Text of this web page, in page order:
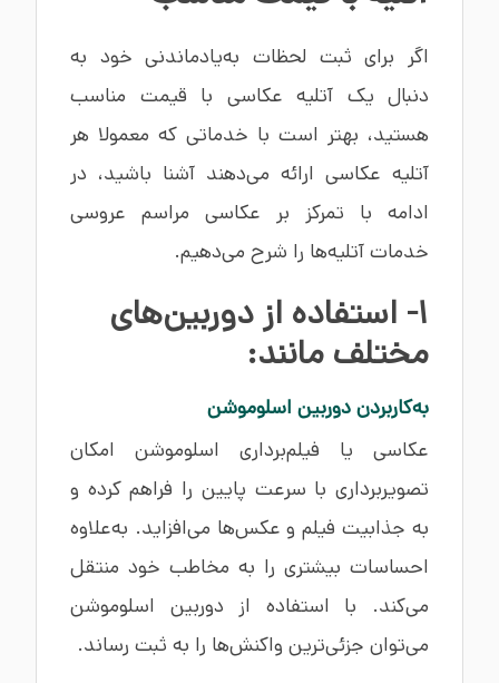
اگر برای ثبت لحظات به‌یادماندنی خود به
دنبال یک آتلیه عکاسی با قیمت مناسب
هستید، بهتر است با خدماتی که معمولا هر
آتلیه عکاسی ارائه می‌دهند آشنا باشید، در
ادامه با تمرکز بر عکاسی مراسم عروسی
خدمات آتلیه‌ها را شرح می‌دهیم.
1- استفاده از دوربین‌های
مختلف مانند:
به‌کاربردن دوربین اسلوموشن
عکاسی یا فیلم‌برداری اسلوموشن امکان
تصویربرداری با سرعت پایین را فراهم کرده و
به جذابیت فیلم و عکس‌ها می‌افزاید. به‌علاوه
احساسات بیشتری را به مخاطب خود منتقل
می‌کند. با استفاده از دوربین اسلوموشن
می‌توان جزئی‌ترین واکنش‌ها را به ثبت رساند.